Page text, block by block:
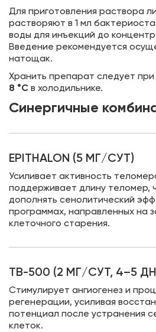
Для приготовления раствора
растворяют в 1 мл
воды для инъекций до
Введение рекомендуется
натощак.
Хранить препарат следует
8 °C в холодильнике.
Синергичные
EPITHALON (5 МГ/СУТ)
Усиливает активность
поддерживает длину теломер,
дополнять сенолитический
программах, направленных на
клеточного старения.
TB-500 (2 МГ/СУТ, 4–5
Стимулирует ангиогенез и
регенерации, усиливая
потенциал после устранения
клеток.